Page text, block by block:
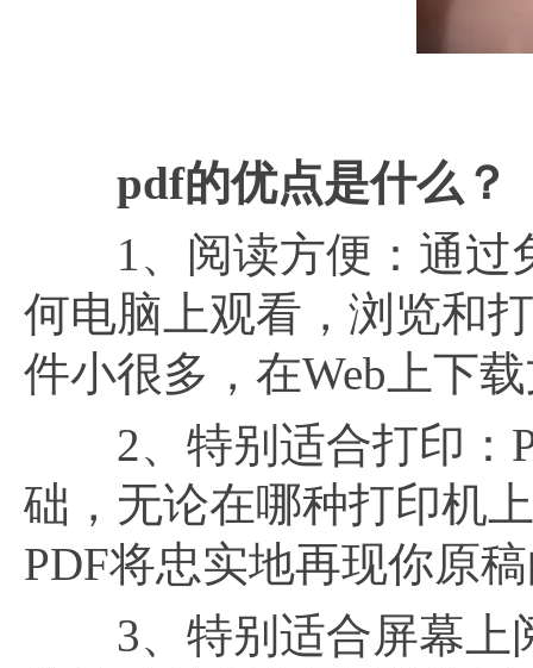
pdf的优点是什么？
1、阅读方便：通过免
何电脑上观看，浏览和
件小很多，在Web上下
2、特别适合打印：
础，无论在哪种打印机
PDF将忠实地再现你原
3、特别适合屏幕上